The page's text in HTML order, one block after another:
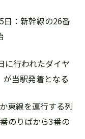
日：新幹線の26番
に行われたダイヤ
当駅発着となる
東線を運行する列
のりばから3番の